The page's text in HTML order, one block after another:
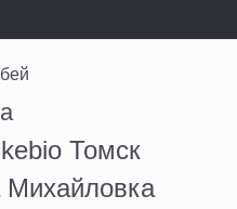
Томск
Михайловка